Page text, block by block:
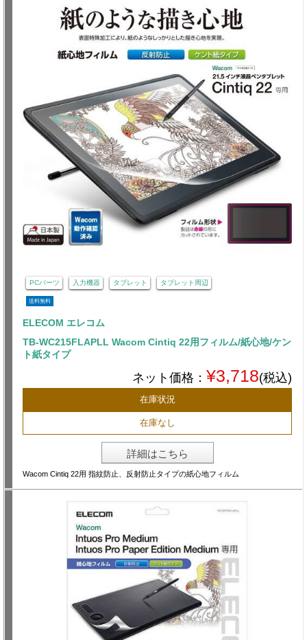
PCパーツ 入力機器 タブレット タブレット周辺
送料無料
ELECOM エレコム
TB-WC215FLAPLL Wacom Cintiq 22用フィルム/紙心地/ケン
ト紙タイプ
ネット価格： ¥3,718(税込)
在庫状況
在庫なし
詳細はこちら
Wacom Cintiq 22用 指紋防止、反射防止タイプの紙心地フィルム